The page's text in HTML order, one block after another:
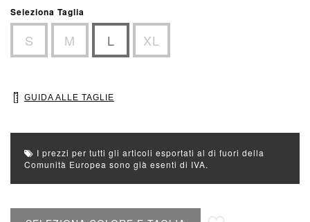
Seleziona Taglia
S M L XL
GUIDA ALLE TAGLIE
I prezzi per tutti gli articoli esportati al di fuori della
Comunità Europea sono già esenti di IVA.